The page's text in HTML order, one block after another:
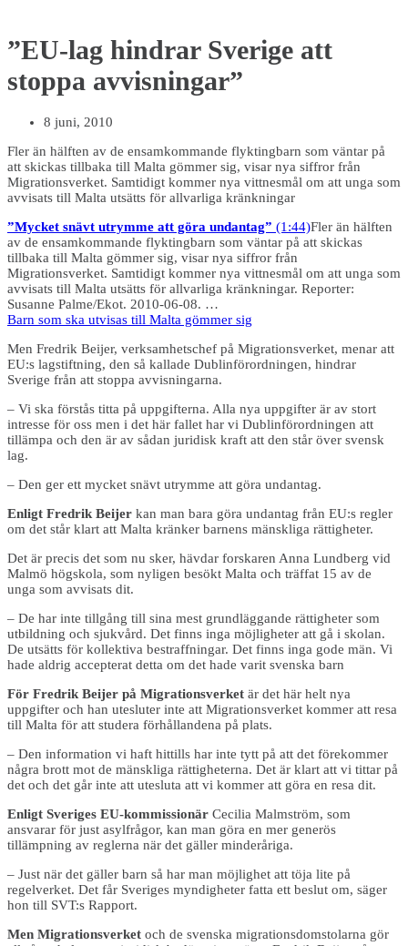
”EU-lag hindrar Sverige att
stoppa avvisningar”
8 juni, 2010
Fler än hälften av de ensamkommande flyktingbarn som väntar på
att skickas tillbaka till Malta gömmer sig, visar nya siffror från
Migrationsverket. Samtidigt kommer nya vittnesmål om att unga som
avvisats till Malta utsätts för allvarliga kränkningar
”Mycket snävt utrymme att göra undantag” (1:44)Fler än hälften
av de ensamkommande flyktingbarn som väntar på att skickas
tillbaka till Malta gömmer sig, visar nya siffror från
Migrationsverket. Samtidigt kommer nya vittnesmål om att unga som
avvisats till Malta utsätts för allvarliga kränkningar. Reporter:
Susanne Palme/Ekot. 2010-06-08. …
Barn som ska utvisas till Malta gömmer sig
Men Fredrik Beijer, verksamhetschef på Migrationsverket, menar att
EU:s lagstiftning, den så kallade Dublinförordningen, hindrar
Sverige från att stoppa avvisningarna.
– Vi ska förstås titta på uppgifterna. Alla nya uppgifter är av stort
intresse för oss men i det här fallet har vi Dublinförordningen att
tillämpa och den är av sådan juridisk kraft att den står över svensk
lag.
– Den ger ett mycket snävt utrymme att göra undantag.
Enligt Fredrik Beijer kan man bara göra undantag från EU:s regler
om det står klart att Malta kränker barnens mänskliga rättigheter.
Det är precis det som nu sker, hävdar forskaren Anna Lundberg vid
Malmö högskola, som nyligen besökt Malta och träffat 15 av de
unga som avvisats dit.
– De har inte tillgång till sina mest grundläggande rättigheter som
utbildning och sjukvård. Det finns inga möjligheter att gå i skolan.
De utsätts för kollektiva bestraffningar. Det finns inga gode män. Vi
hade aldrig accepterat detta om det hade varit svenska barn
För Fredrik Beijer på Migrationsverket är det här helt nya
uppgifter och han utesluter inte att Migrationsverket kommer att resa
till Malta för att studera förhållandena på plats.
– Den information vi haft hittills har inte tytt på att det förekommer
några brott mot de mänskliga rättigheterna. Det är klart att vi tittar på
det och det går inte att utesluta att vi kommer att göra en resa dit.
Enligt Sveriges EU-kommissionär Cecilia Malmström, som
ansvarar för just asylfrågor, kan man göra en mer generös
tillämpning av reglerna när det gäller minderåriga.
– Just när det gäller barn så har man möjlighet att töja lite på
regelverket. Det får Sveriges myndigheter fatta ett beslut om, säger
hon till SVT:s Rapport.
Men Migrationsverket och de svenska migrationsdomstolarna gör